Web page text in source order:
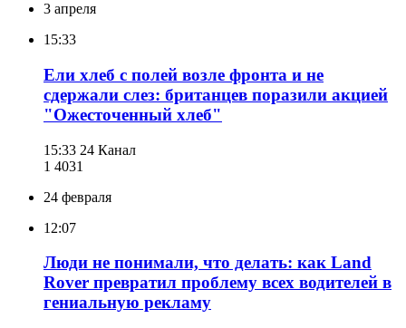
3 апреля
15:33
Ели хлеб с полей возле фронта и не
сдержали слез: британцев поразили акцией
"Ожесточенный хлеб"
15:33 24 Канал
1 4031
24 февраля
12:07
Люди не понимали, что делать: как Land
Rover превратил проблему всех водителей в
гениальную рекламу